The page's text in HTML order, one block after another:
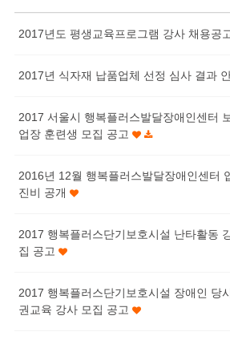
2017년도 평생교육프로그램 강사 채용공
2017년 식자재 납품업체 선정 심사 결과
2017 서울시 행복플러스발달장애인센터
업장 훈련생 모집 공고
2016년 12월 행복플러스발달장애인센터
진비 공개
2017 행복플러스단기보호시설 난타활동
집 공고
2017 행복플러스단기보호시설 장애인 당
권교육 강사 모집 공고